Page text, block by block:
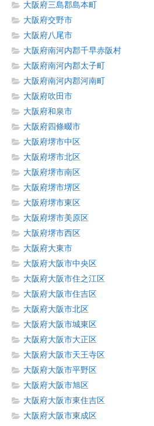
大阪府三島郡島本町
大阪府交野市
大阪府八尾市
大阪府南河内郡千早赤阪村
大阪府南河内郡太子町
大阪府南河内郡河南町
大阪府吹田市
大阪府和泉市
大阪府四條畷市
大阪府堺市中区
大阪府堺市北区
大阪府堺市南区
大阪府堺市堺区
大阪府堺市東区
大阪府堺市美原区
大阪府堺市西区
大阪府大東市
大阪府大阪市中央区
大阪府大阪市住之江区
大阪府大阪市住吉区
大阪府大阪市北区
大阪府大阪市城東区
大阪府大阪市大正区
大阪府大阪市天王寺区
大阪府大阪市平野区
大阪府大阪市旭区
大阪府大阪市東住吉区
大阪府大阪市東成区